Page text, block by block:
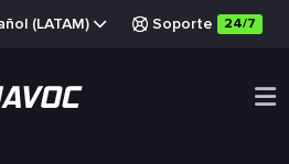
(LATAM) Soporte 24/7